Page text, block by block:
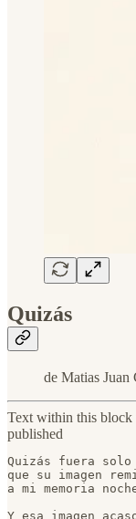
Quizás
de Matias Juan
Text within this
published
Quizás fuera
que su imagen
a mi memoria
Y esa imagen